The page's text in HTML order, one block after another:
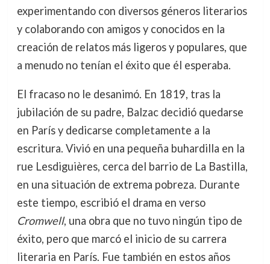
experimentando con diversos géneros literarios
y colaborando con amigos y conocidos en la
creación de relatos más ligeros y populares, que
a menudo no tenían el éxito que él esperaba.
El fracaso no le desanimó. En 1819, tras la
jubilación de su padre, Balzac decidió quedarse
en París y dedicarse completamente a la
escritura. Vivió en una pequeña buhardilla en la
rue Lesdiguières, cerca del barrio de La Bastilla,
en una situación de extrema pobreza. Durante
este tiempo, escribió el drama en verso
Cromwell, una obra que no tuvo ningún tipo de
éxito, pero que marcó el inicio de su carrera
literaria en París. Fue también en estos años